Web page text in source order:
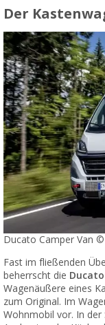
Der
Ducato Camper Van
Fast im fließenden
beherrscht die
Wagenäußere eines
zum Original. Im
Wohnmobil vor. In der